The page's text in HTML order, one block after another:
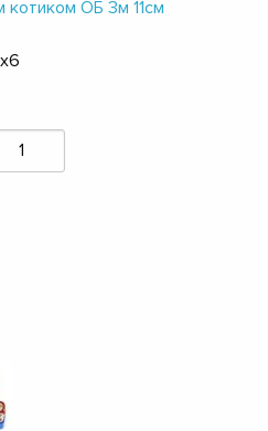
ОБ 3м 11см